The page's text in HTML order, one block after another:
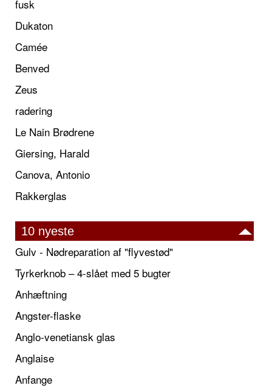
fusk
Dukaton
Camée
Benved
Zeus
radering
Le Nain Brødrene
Giersing, Harald
Canova, Antonio
Rakkerglas
10 nyeste
Gulv - Nødreparation af "flyvestød"
Tyrkerknob – 4-slået med 5 bugter
Anhæftning
Angster-flaske
Anglo-venetiansk glas
Anglaise
Anfange